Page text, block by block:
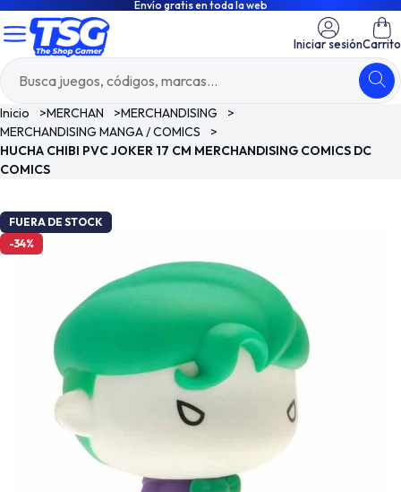
Envío gratis en toda la web
Iniciar sesiónCarrito
Inicio >MERCHAN >MERCHANDISING
>
MERCHANDISING MANGA / COMICS
>
HUCHA CHIBI PVC JOKER 17 CM MERCHANDISING COMICS DC
COMICS
FUERA DE STOCK
-34%